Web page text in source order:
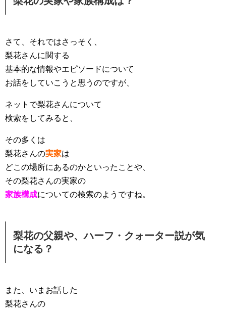
さて、それではさっそく、
梨花さんに関する
基本的な情報やエピソードについて
お話をしていこうと思うのですが、
ネットで梨花さんについて
検索をしてみると、
その多くは
梨花さんの実家は
どこの場所にあるのかといったことや、
その梨花さんの実家の
家族構成についての検索のようですね。
梨花の父親や、ハーフ・クォーター説が気
になる？
また、いまお話した
梨花さんの